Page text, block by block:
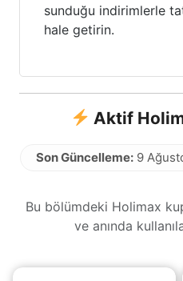
sunduğu indirimlerle
hale getirin.
Aktif
Son Güncelleme:9
Bu bölümdeki Holimax
ve anında